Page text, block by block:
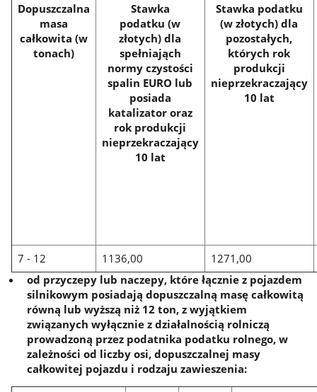
Dopuszczalna
masa
całkowita (w
tonach)
Stawka
podatku (w
złotych) dla
spełniająch
normy czystości
spalin EURO lub
posiada
katalizator oraz
rok produkcji
nieprzekraczający
10 lat
Stawka podatku
(w złotych) dla
pozostałych,
których rok
produkcji
nieprzekraczający
10 lat
7 - 12 1136,00
1271,00
od przyczepy lub naczepy, które łącznie z pojazdem
silnikowym posiadają dopuszczalną masę całkowitą
równą lub wyższą niż 12 ton, z wyjątkiem
związanych wyłącznie z działalnością rolniczą
prowadzoną przez podatnika podatku rolnego, w
zależności od liczby osi, dopuszczalnej masy
całkowitej pojazdu i rodzaju zawieszenia: